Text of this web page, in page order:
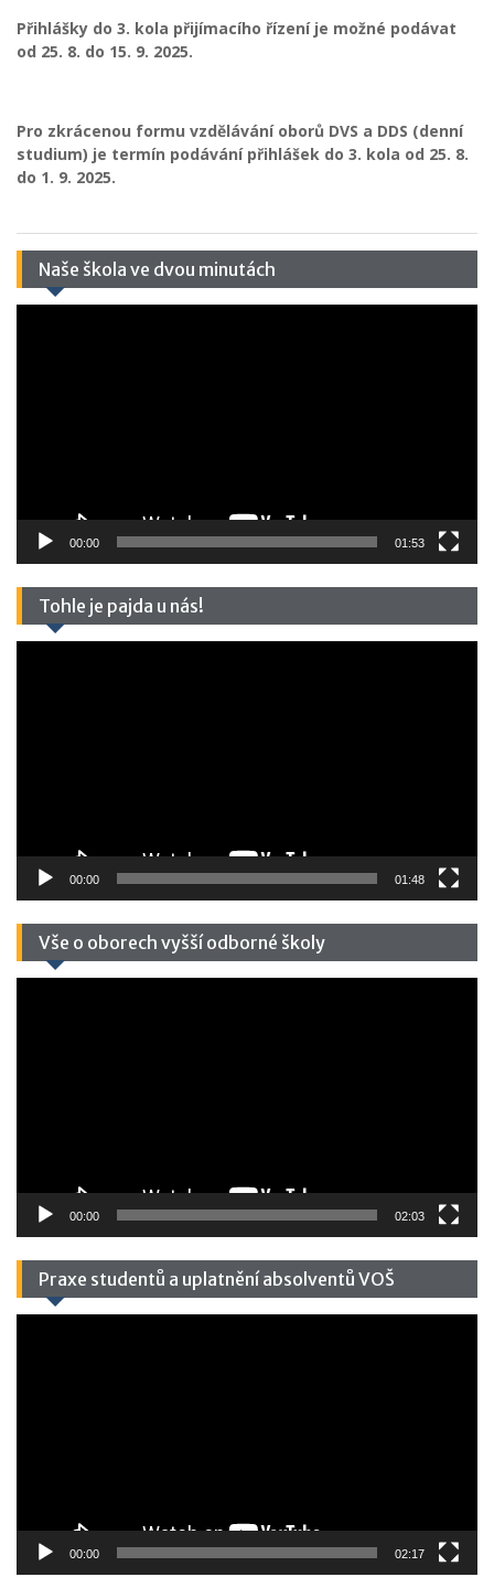
Přihlášky do 3. kola přijímacího řízení je možné podávat
od 25. 8. do 15. 9. 2025.
Pro zkrácenou formu vzdělávání oborů DVS a DDS (denní
studium) je termín podávání přihlášek do 3. kola od 25. 8.
do 1. 9. 2025.
Naše škola ve dvou minutách
00:00 01:53
Tohle je pajda u nás!
00:00 01:48
Vše o oborech vyšší odborné školy
00:00 02:03
Praxe studentů a uplatnění absolventů VOŠ
00:00 02:17